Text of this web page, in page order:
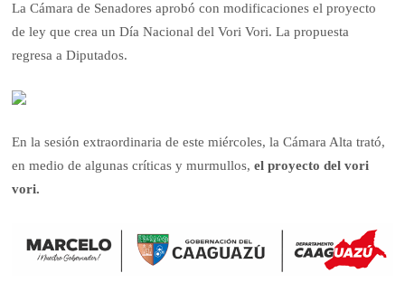
La Cámara de Senadores aprobó con modificaciones el proyecto
de ley que crea un Día Nacional del Vori Vori. La propuesta
regresa a Diputados.
En la sesión extraordinaria de este miércoles, la Cámara Alta trató,
en medio de algunas críticas y murmullos,el proyecto del vori
vori.